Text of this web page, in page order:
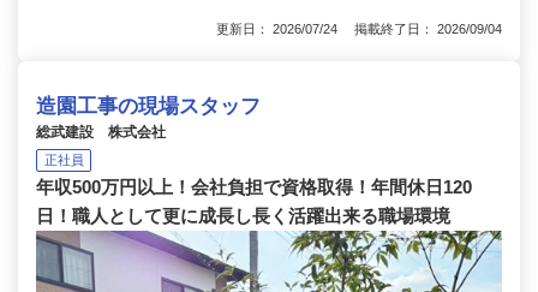
更新日： 2026/07/24 掲載終了日： 2026/09/04
造園工事の現場スタッフ
総武建設 株式会社
正社員
年収500万円以上！会社負担で資格取得！年間休日120
日！職人として更に成長し長く活躍出来る職場環境